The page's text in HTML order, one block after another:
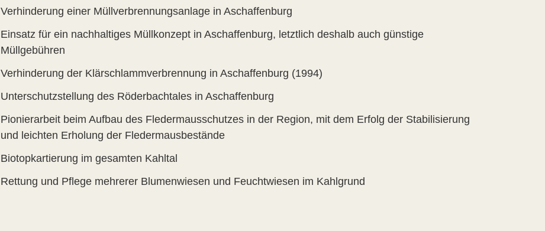
Verhinderung einer Müllverbrennungsanlage in Aschaffenburg
Einsatz für ein nachhaltiges Müllkonzept in Aschaffenburg, letztlich deshalb auch günstige
Müllgebühren
Verhinderung der Klärschlammverbrennung in Aschaffenburg (1994)
Unterschutzstellung des Röderbachtales in Aschaffenburg
Pionierarbeit beim Aufbau des Fledermausschutzes in der Region, mit dem Erfolg der Stabilisierung
und leichten Erholung der Fledermausbestände
Biotopkartierung im gesamten Kahltal
Rettung und Pflege mehrerer Blumenwiesen und Feuchtwiesen im Kahlgrund